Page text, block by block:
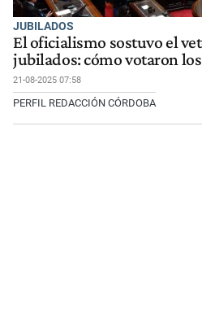
JUBILADOS
El oficialismo sostuvo el
jubilados: cómo votaron
21-08-2025 07:58
PERFIL REDACCIÓN CÓRDOBA